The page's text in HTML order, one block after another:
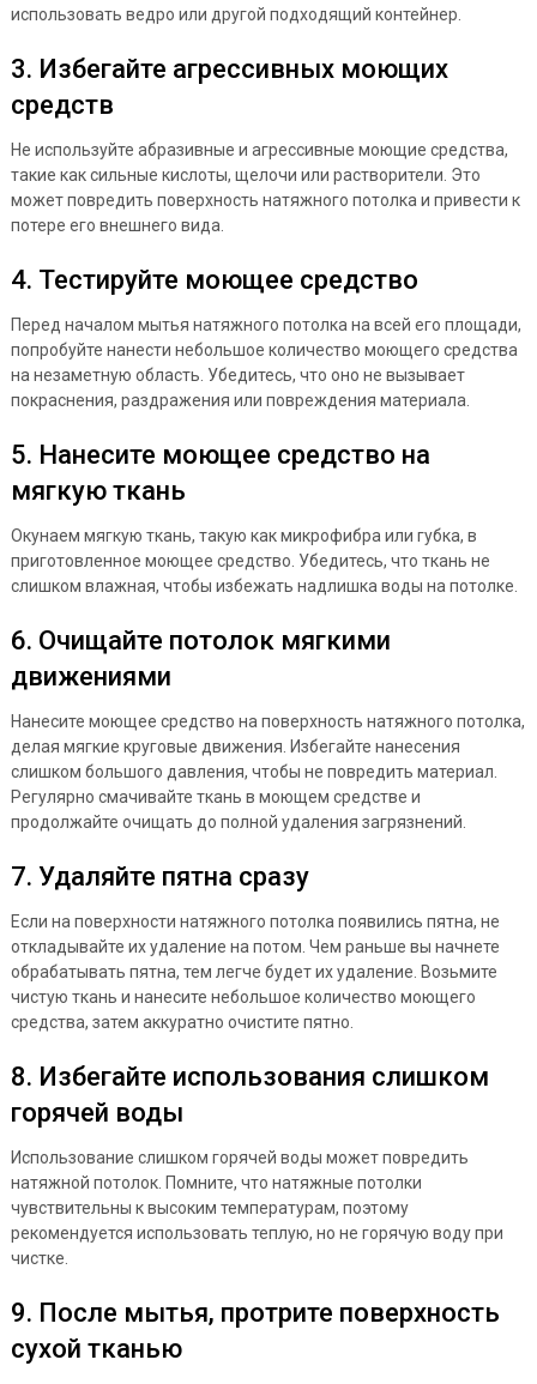
использовать ведро или другой подходящий контейнер.
3. Избегайте агрессивных моющих
средств
Не используйте абразивные и агрессивные моющие средства,
такие как сильные кислоты, щелочи или растворители. Это
может повредить поверхность натяжного потолка и привести к
потере его внешнего вида.
4. Тестируйте моющее средство
Перед началом мытья натяжного потолка на всей его площади,
попробуйте нанести небольшое количество моющего средства
на незаметную область. Убедитесь, что оно не вызывает
покраснения, раздражения или повреждения материала.
5. Нанесите моющее средство на
мягкую ткань
Окунаем мягкую ткань, такую как микрофибра или губка, в
приготовленное моющее средство. Убедитесь, что ткань не
слишком влажная, чтобы избежать надлишка воды на потолке.
6. Очищайте потолок мягкими
движениями
Нанесите моющее средство на поверхность натяжного потолка,
делая мягкие круговые движения. Избегайте нанесения
слишком большого давления, чтобы не повредить материал.
Регулярно смачивайте ткань в моющем средстве и
продолжайте очищать до полной удаления загрязнений.
7. Удаляйте пятна сразу
Если на поверхности натяжного потолка появились пятна, не
откладывайте их удаление на потом. Чем раньше вы начнете
обрабатывать пятна, тем легче будет их удаление. Возьмите
чистую ткань и нанесите небольшое количество моющего
средства, затем аккуратно очистите пятно.
8. Избегайте использования слишком
горячей воды
Использование слишком горячей воды может повредить
натяжной потолок. Помните, что натяжные потолки
чувствительны к высоким температурам, поэтому
рекомендуется использовать теплую, но не горячую воду при
чистке.
9. После мытья, протрите поверхность
сухой тканью